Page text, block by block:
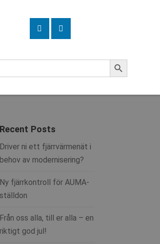
Sökknapp
Recent Posts
Driver ni ett fjärrvärmenät i
behov av modernisering?
Ny fjärrkontroll för AUMA-
ställdon
Från oss alla, till er alla – en
riktigt god jul!